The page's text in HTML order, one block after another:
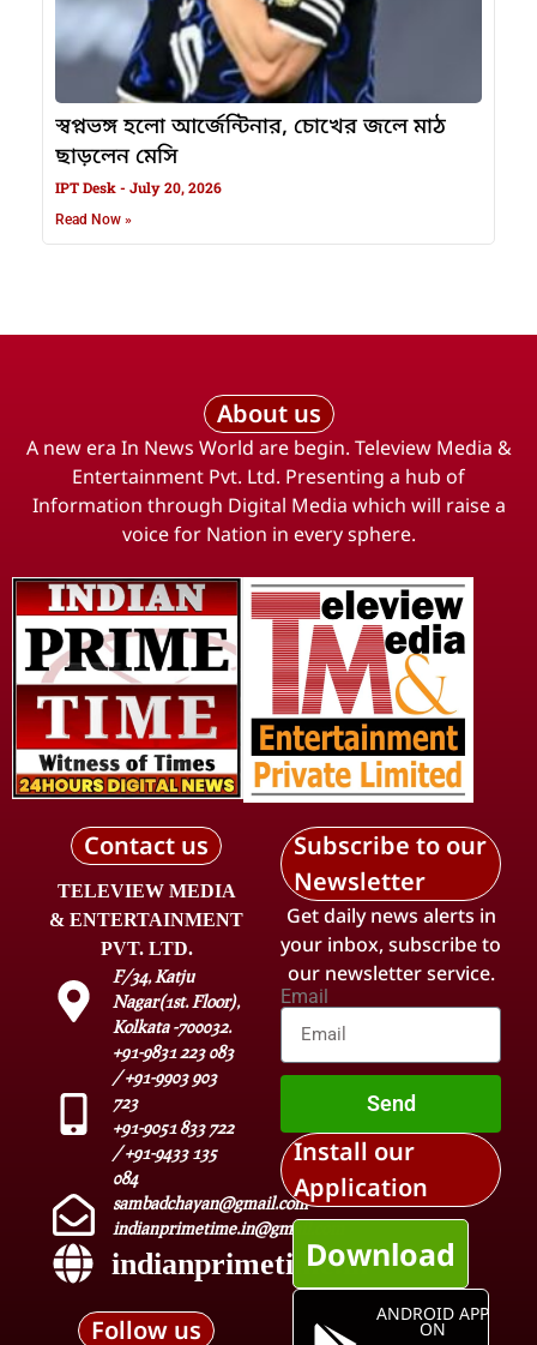
স্বপ্নভঙ্গ হলো আর্জেন্টিনার, চোখের জলে মাঠ
ছাড়লেন মেসি
IPT Desk July 20, 2026
Read Now »
About us
A new era In News World are begin. Teleview Media &
Entertainment Pvt. Ltd. Presenting a hub of
Information through Digital Media which will raise a
voice for Nation in every sphere.
Contact us
TELEVIEW MEDIA
& ENTERTAINMENT
PVT. LTD.
F/34, Katju
Nagar(1st. Floor),
Kolkata -700032.
+91-9831 223 083
/ +91-9903 903
723
+91-9051 833 722
/ +91-9433 135
084
sambadchayan@gmail.com
indianprimetime.in@gmail.com
indianprimetime.in
Follow us
Subscribe to our
Newsletter
Get daily news alerts in
your inbox, subscribe to
our newsletter service.
Email
Send
Install our
Application
Download
ANDROID APP
ON